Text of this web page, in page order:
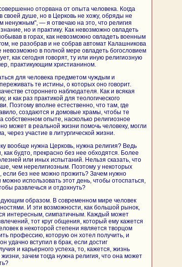
оторвана от опыта человека. Когда
душе, но в Церковь не хожу, обряды не
ненужным", — я отвечаю на это, что религия
но и практику. Как невозможно овладеть
в горах, как невозможно овладеть военным
не разобрав и не собрав автомат Калашникова
в полной мере овладеть богословием
как сегодня говорят, ту или иную религиозную
практикующим христианином.
для человека предметом чуждым и
те истины, о которых оно говорит.
стороннего наблюдателя. Как и всякая
и как раз практикой для теологического
Поэтому вполне естественно, что там, где
создаются и домовые храмы, чтобы те
опыте, насколько религиозное
может в реальной жизни помочь человеку, могли
через участие в литургической жизни.
вообще нужна Церковь, нужна религия? Ведь
будто, прекрасно без нее обходятся. Более
или иных испытаний. Нельзя сказать, что
чем нерелигиозным. Поэтому у некоторых
если без нее можно прожить? Зачем нужно
использовать этот день, чтобы отоспаться,
развлечься и отдохнуть?
образом. В современном мире человек
И эти возможности, как большой рынок,
интересным, симпатичным. Каждый может
тот круг общения, который ему кажется
в некоторой степени является творцом
профессию, которую он хотел получить, и
удачно вступил в брак, если достиг
и карьерного успеха, то, кажется, жизнь
зачем тогда нужна религия, что она может